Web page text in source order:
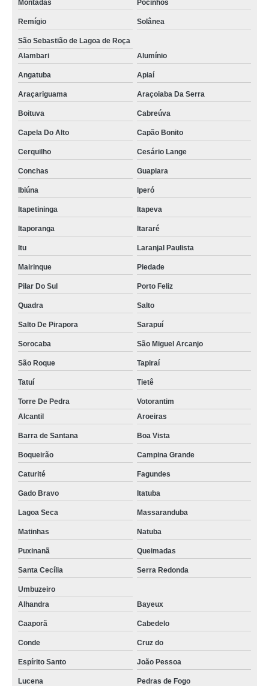
Montadas Pocinhos
Remígio Solânea
São Sebastião de Lagoa de Roça
Alambari
Alumínio
Angatuba Apiaí
Araçariguama Araçoiaba Da Serra
Boituva Cabreúva
Capela Do Alto Capão Bonito
Cerquilho Cesário Lange
Conchas Guapiara
Ibiúna Iperó
Itapetininga Itapeva
Itaporanga Itararé
Itu Laranjal Paulista
Mairinque Piedade
Pilar Do Sul Porto Feliz
Quadra Salto
Salto De Pirapora Sarapuí
Sorocaba São Miguel Arcanjo
São Roque Tapiraí
Tatuí Tietê
Torre De Pedra
Votorantim
Alcantil
Aroeiras
Barra de Santana Boa Vista
Boqueirão Campina Grande
Caturité Fagundes
Gado Bravo Itatuba
Lagoa Seca Massaranduba
Matinhas Natuba
Puxinanã Queimadas
Santa Cecília Serra Redonda
Umbuzeiro
Alhandra
Bayeux
Caaporã Cabedelo
Conde Cruz do
Espírito Santo João Pessoa
Lucena Pedras de Fogo